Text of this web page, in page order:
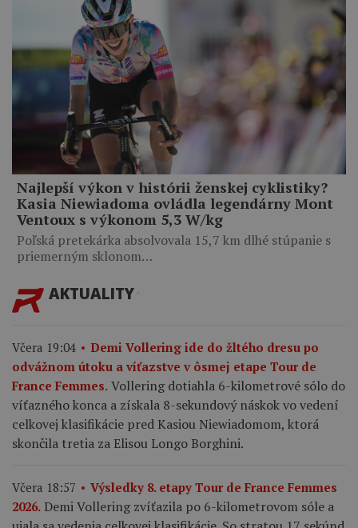
Najlepší výkon v histórii ženskej cyklistiky?
Kasia Niewiadoma ovládla legendárny Mont
Ventoux s výkonom 5,3 W/kg
Poľská pretekárka absolvovala 15,7 km dlhé stúpanie s
priemerným sklonom…
AKTUALITY
Včera 19:04
Demi Vollering ide do žltého dresu po
odvážnom útoku a víťazstve v ôsmej etape Tour de
France Femmes. Vollering dotiahla 6-kilometrové sólo do
víťazného konca a získala 8-sekundový náskok vo vedení
celkovej klasifikácie pred Kasiou Niewiadomom, ktorá
skončila tretia za Elisou Longo Borghini.
Včera 18:57
Výsledky 8. etapy Tour de France Femmes
2026. Demi Vollering zvíťazila po 6-kilometrovom sóle a